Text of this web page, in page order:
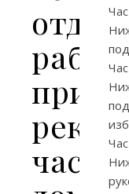
работ
при